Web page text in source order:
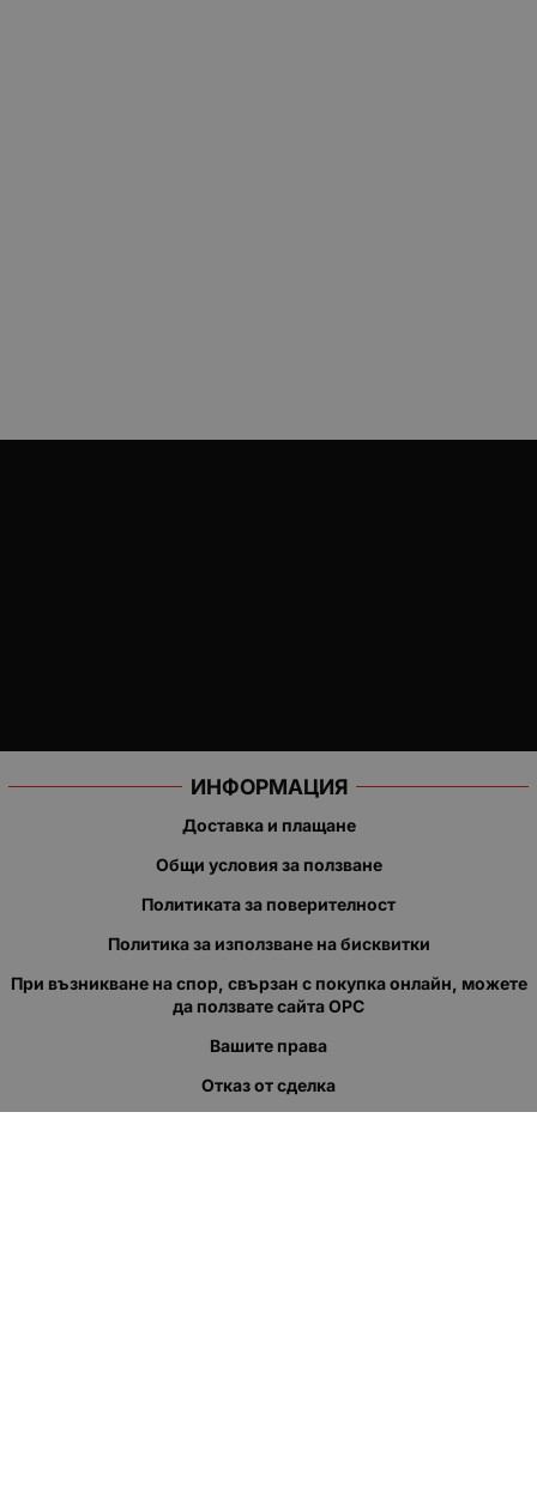
ИНФОРМАЦИЯ
Доставка и плащане
Общи условия за ползване
Политиката за поверителност
Политика за използване на бисквитки
При възникване на спор, свързан с покупка онлайн, можете
да ползвате сайта ОРС
Вашите права
Отказ от сделка